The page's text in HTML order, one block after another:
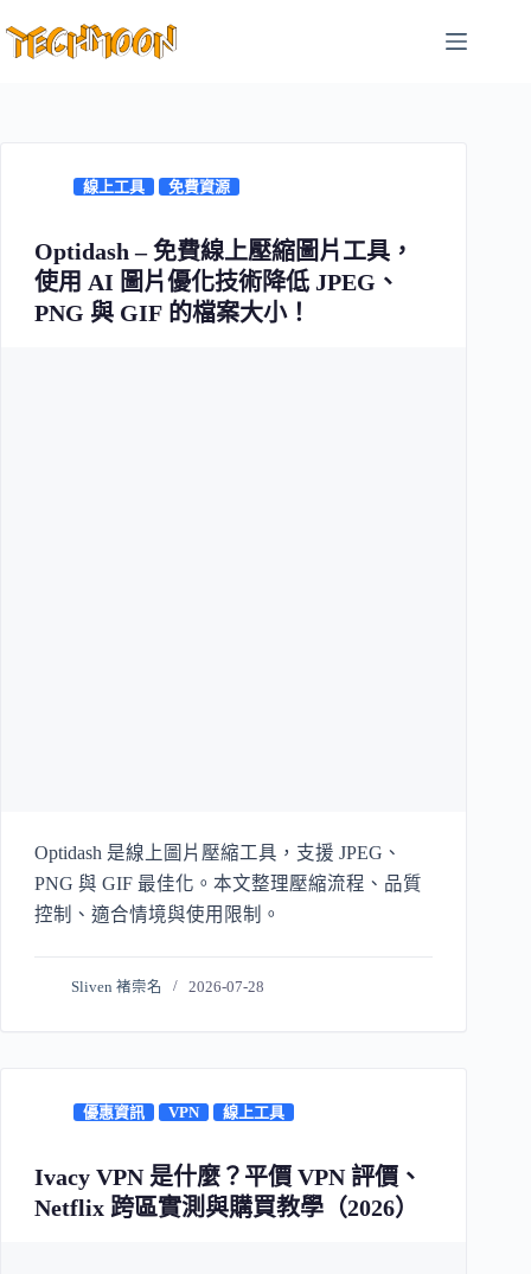
至
線上工具 免費資源
Optidash – 免費線上壓縮圖片工具，
使用 AI 圖片優化技術降低 JPEG、
PNG 與 GIF 的檔案大小！
Optidash 是線上圖片壓縮工具，支援 JPEG、
PNG 與 GIF 最佳化。本文整理壓縮流程、品質
控制、適合情境與使用限制。
Sliven 褚崇名 2026-07-28
優惠資訊 VPN 線上工具
Ivacy VPN 是什麼？平價 VPN 評價、
Netflix 跨區實測與購買教學（2026）